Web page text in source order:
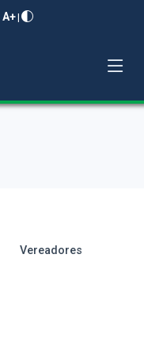
A+|
Vereadores